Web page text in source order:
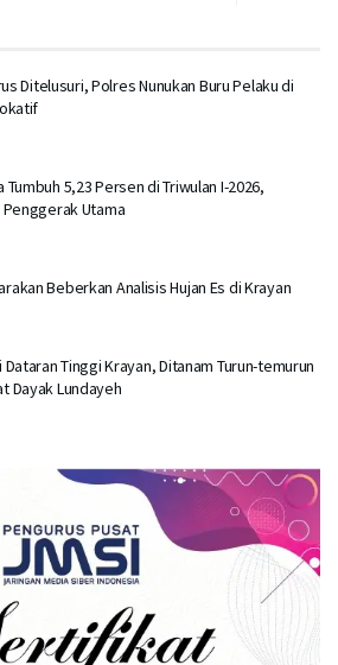
Ditelusuri, Polres Nunukan Buru Pelaku di
5,23 Persen di Triwulan I-2026,
Utama
Beberkan Analisis Hujan Es di Krayan
Tinggi Krayan, Ditanam Turun-temurun
Dayak Lundayeh